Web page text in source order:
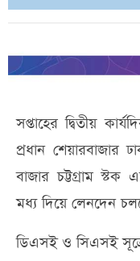
সপ্তাহের দ্বিতীয়
প্রধান
বাজার চট্টগ্রাম স্টক
মধ্য দিয়ে লেনদেন
ডিএসই ও সিএসই